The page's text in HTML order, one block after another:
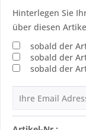
Hinterlegen Sie
über diesen
sobald der
sobald der
sobald der